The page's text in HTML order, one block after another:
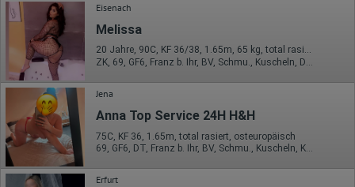
Herkunft (Land und Stadt)
Sprache
Betriebssystem
Gerät (PC, Tablet-PC oder Smartphone)
Browser und alle verwendeten Add-ons
Auflösung des Computers
Besucherquelle (Facebook, Suchmaschine oder
verweisende Webseite)
Welche Dateien wurden heruntergeladen?
Welche Videos angeschaut?
Wurden Werbebanner angeklickt?
Wohin ging der Besucher? Klickte er auf weitere Seiten des
Portals oder hat er sie komplett verlassen?
Wie lange blieb der Besucher?
Eisenach
Melissa
20 Jahre, 90C, KF 36/38, 1.65m, 65 kg, total rasiert, osteuropäisch
Jena
Anna Top Service 24H H&H
75C, KF 36, 1.65m, total rasiert, osteuropäisch
69, GF6, DT, Franz b. Ihr, BV, Schmu., Kuscheln, Körperküs.
Erfurt